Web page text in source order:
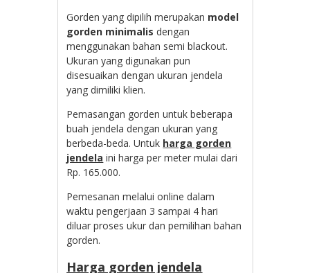
Gorden yang dipilih merupakan model
gorden minimalis dengan
menggunakan bahan semi blackout.
Ukuran yang digunakan pun
disesuaikan dengan ukuran jendela
yang dimiliki klien.
Pemasangan gorden untuk beberapa
buah jendela dengan ukuran yang
berbeda-beda. Untuk harga gorden
jendela ini harga per meter mulai dari
Rp. 165.000.
Pemesanan melalui online dalam
waktu pengerjaan 3 sampai 4 hari
diluar proses ukur dan pemilihan bahan
gorden.
Harga gorden jendela